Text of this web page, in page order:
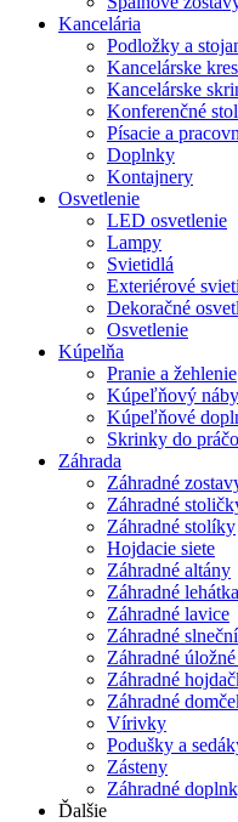
Kancelária
Podložky a
Kancelárske
Kancelárske
Konferenčné
Písacie a
Doplnky
Kontajnery
Osvetlenie
LED osvetlenie
Lampy
Svietidlá
Exteriérové
Dekoračné
Osvetlenie
Kúpelňa
Pranie a žehlenie
Kúpeľňový
Kúpeľňové
Skrinky do
Záhrada
Záhradné
Záhradné
Záhradné stolíky
Hojdacie siete
Záhradné altány
Záhradné lehátka
Záhradné lavice
Záhradné
Záhradné
Záhradné
Záhradné
Vírivky
Podušky a
Zásteny
Záhradné
Ďalšie